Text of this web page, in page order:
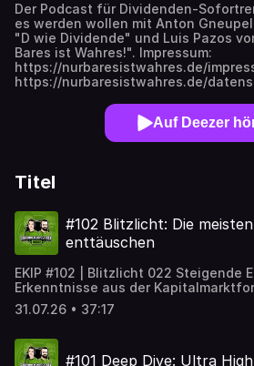
Der Podcast für Dividenden-
es werden wollen mit Anton
"D wie Dividende" und Luis Pazos
Bares ist Wahres!". Impressum:
https://nurbaresistwahres.de/
https://nurbaresistwahres.de/
Auf Deezer
Titel
#102 Blitzlicht: Die
enttäuschen
EKIP #102 | Blitzlicht 022 Steigende
Erkenntnisse aus der
gegensätzliche Entwicklungen bei
einkommensorientierten
Blitzlichts. Wir haben über aktuelle
Geldpolitik der Europäischen
31.07.26 • 37:17
#101 Deep Dive: Ultra